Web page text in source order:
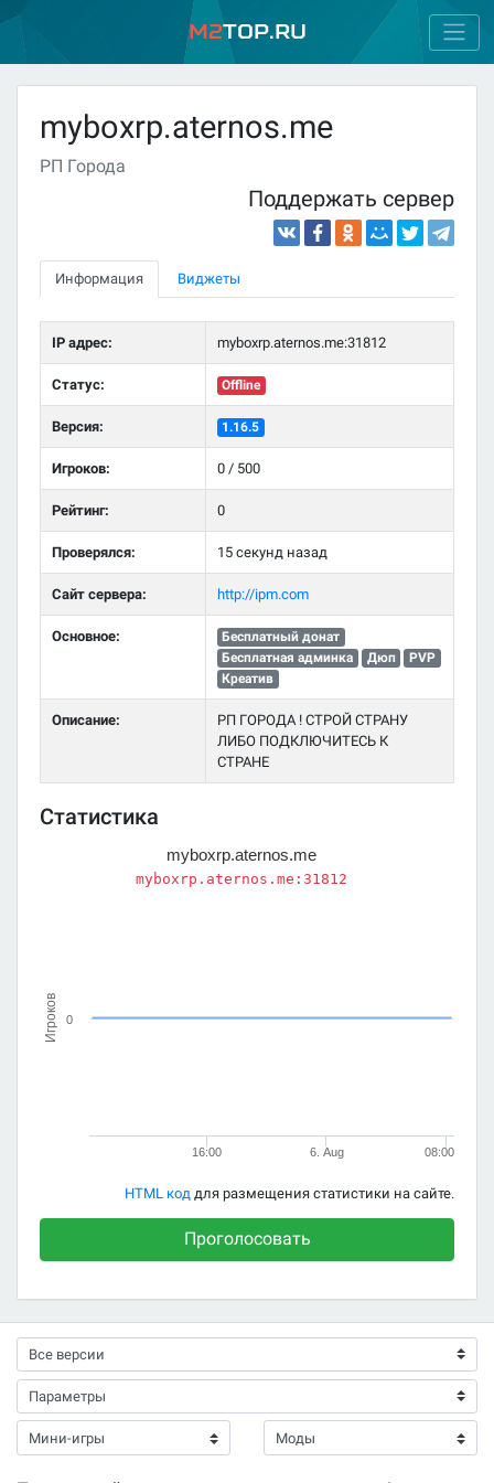
M2Top.ru
myboxrp.aternos.me
РП Города
Поддержать сервер
Информация Виджеты
IP адрес: myboxrp.aternos.me:31812
Статус: Offline
Версия: 1.16.5
Игроков: 0 / 500
Рейтинг: 0
Проверялся: 15 секунд назад
Сайт сервера: http://ipm.com
Основное:
Бесплатный донат
Бесплатная админка
Дюп
PVP
Креатив
Описание:
РП ГОРОДА ! СТРОЙ СТРАНУ
ЛИБО ПОДКЛЮЧИТЕСЬ К
СТРАНЕ
Статистика
Игроков
myboxrp.aternos.me
myboxrp.aternos.me:31812
6. Aug
16:00 08:00
0
HTML код для размещения статистики на сайте.
Проголосовать